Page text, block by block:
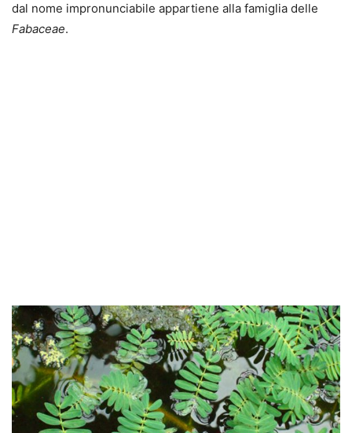
dal nome impronunciabile appartiene alla famiglia delle
Fabaceae.